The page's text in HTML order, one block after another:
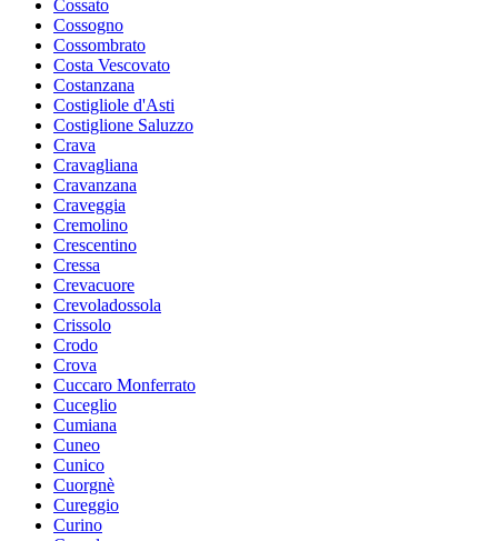
Cossato
Cossogno
Cossombrato
Costa Vescovato
Costanzana
Costigliole d'Asti
Costiglione Saluzzo
Crava
Cravagliana
Cravanzana
Craveggia
Cremolino
Crescentino
Cressa
Crevacuore
Crevoladossola
Crissolo
Crodo
Crova
Cuccaro Monferrato
Cuceglio
Cumiana
Cuneo
Cunico
Cuorgnè
Cureggio
Curino